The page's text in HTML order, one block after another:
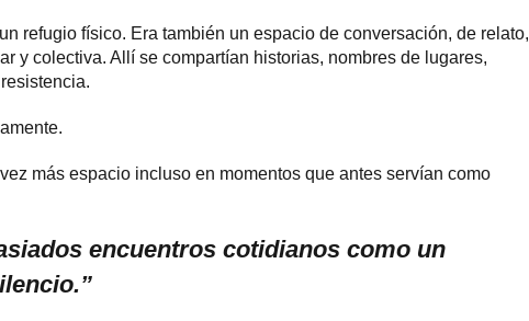
refugio físico. Era también un espacio de conversación, de relato,
y colectiva. Allí se compartían historias, nombres de lugares,
más espacio incluso en momentos que antes servían como
encuentros cotidianos como un